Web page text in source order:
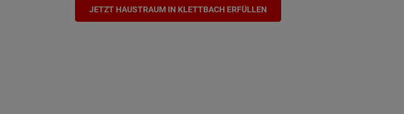
JETZT HAUSTRAUM IN KLETTBACH ERFÜLLEN